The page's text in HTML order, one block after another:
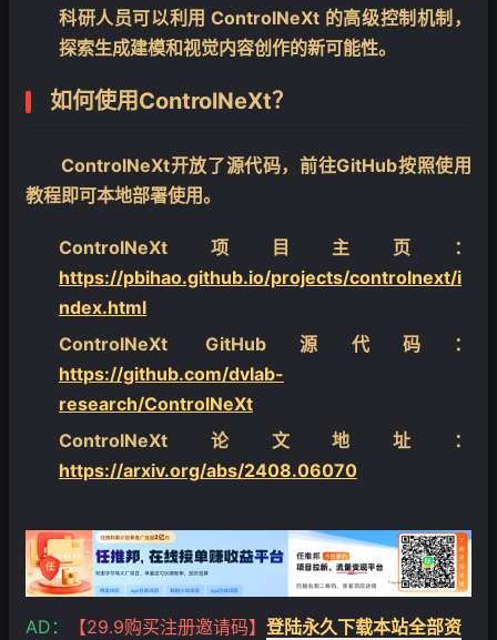
科研人员可以利用 ControlNeXt 的高级控制机制，
探索生成建模和视觉内容创作的新可能性。
如何使用ControlNeXt？
ControlNeXt开放了源代码，前往GitHub按照使用
教程即可本地部署使用。
ControlNeXt项目主页：
https://pbihao.github.io/projects/controlnext/i
ndex.html
ControlNeXt GitHub源代码：
https://github.com/dvlab-
research/ControlNeXt
ControlNeXt论文地址：
https://arxiv.org/abs/2408.06070
AD： 【29.9购买注册邀请码】 登陆永久下载本站全部资